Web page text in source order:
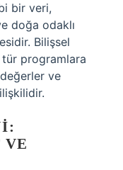
bir veri,
doğa odaklı
Bilişsel
tür programlara
ve
VE